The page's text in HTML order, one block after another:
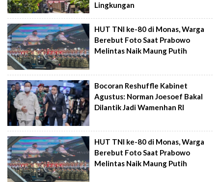
Lingkungan
HUT TNI ke-80 di Monas, Warga
Berebut Foto Saat Prabowo
Melintas Naik Maung Putih
Bocoran Reshuffle Kabinet
Agustus: Norman Joesoef Bakal
Dilantik Jadi Wamenhan RI
HUT TNI ke-80 di Monas, Warga
Berebut Foto Saat Prabowo
Melintas Naik Maung Putih